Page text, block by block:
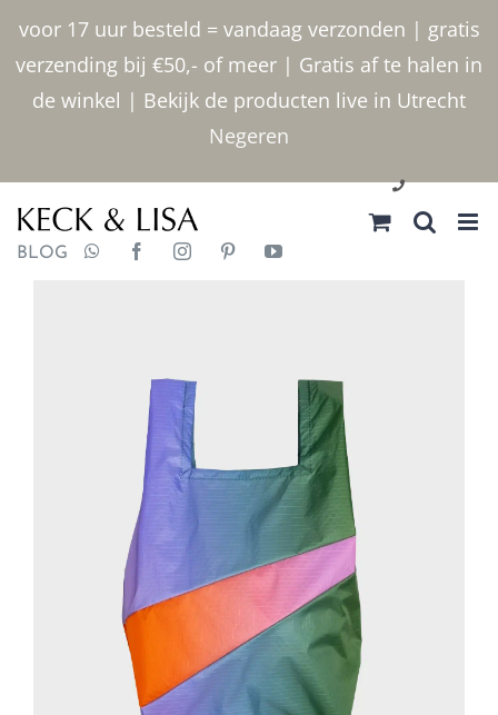
voor 17 uur besteld = vandaag verzonden | gratis
verzending bij €50,- of meer | Gratis af te halen in
de winkel | Bekijk de producten live in Utrecht
Negeren
inhoud
030 2400000
BLOG